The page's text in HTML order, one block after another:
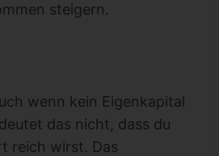
steigern.
wenn kein Eigenkapital
das nicht, dass du
reich wirst. Das